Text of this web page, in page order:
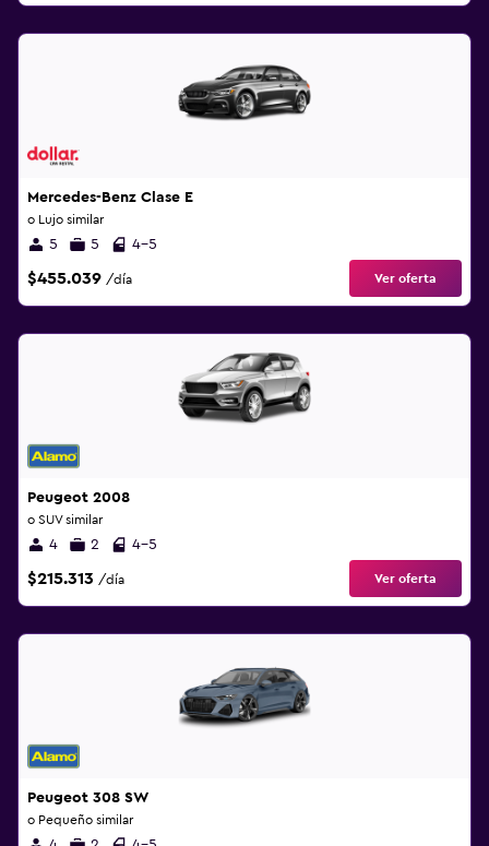
Mercedes-Benz Clase E
o Lujo similar
5 5 4-5
$455.039 /día Ver oferta
Peugeot 2008
o SUV similar
4 2 4-5
$215.313 /día Ver oferta
Peugeot 308 SW
o Pequeño similar